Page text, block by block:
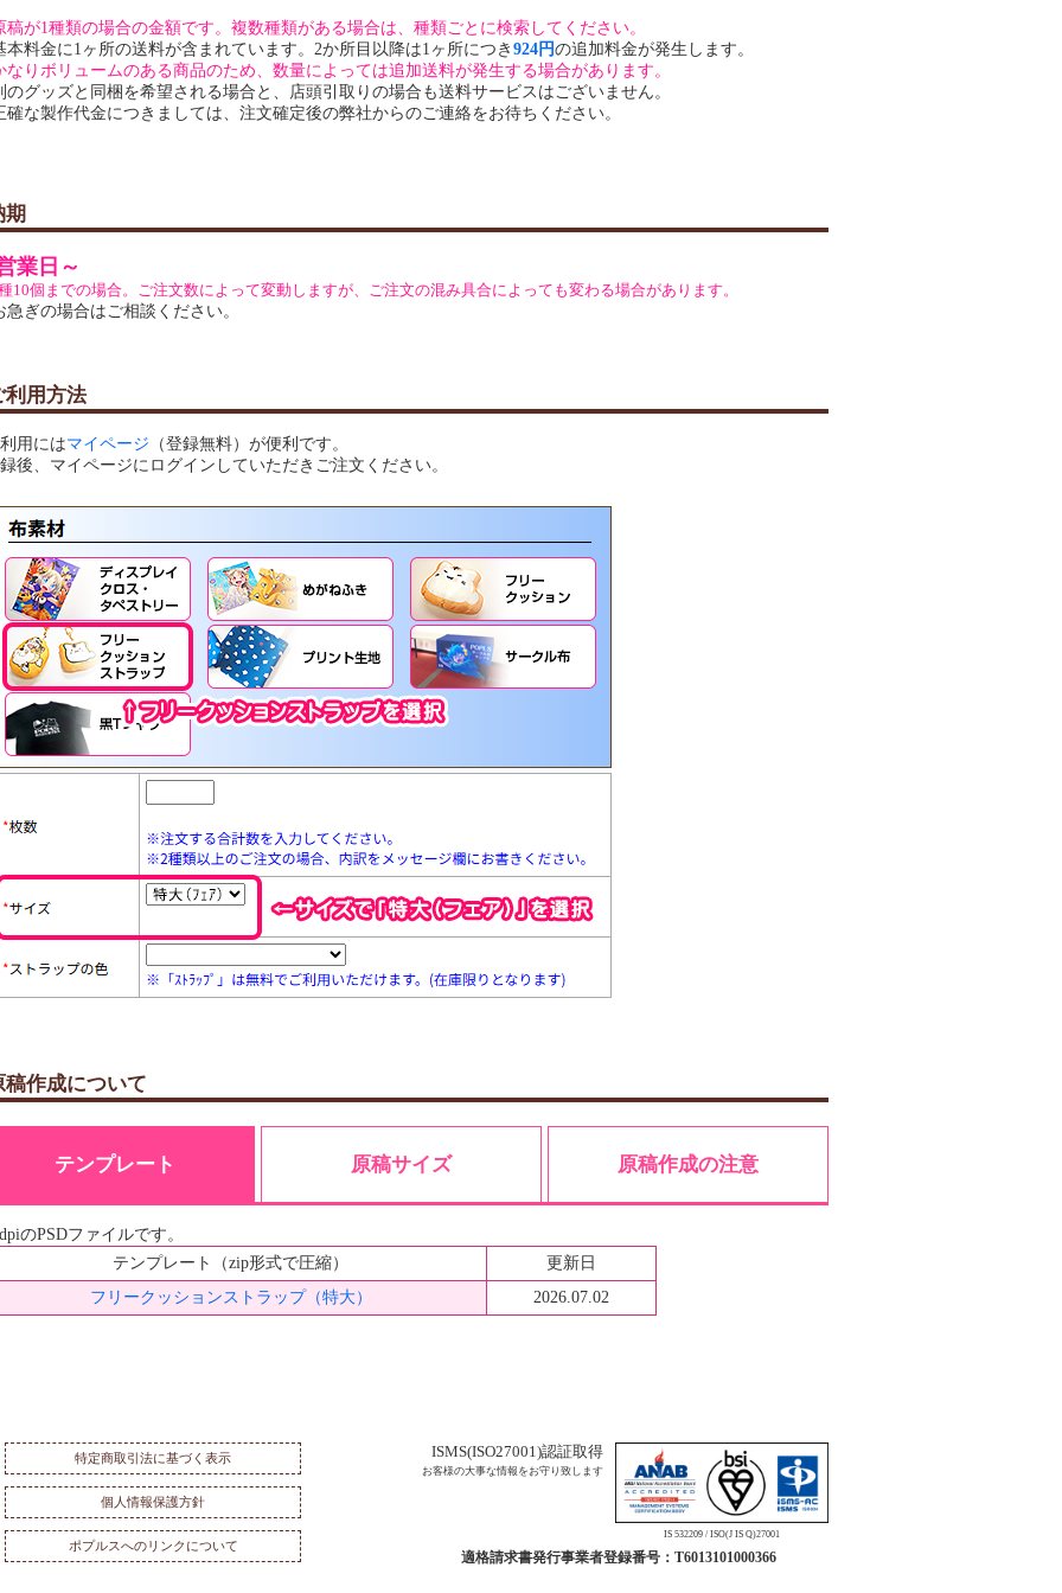
稿が1種類の場合の金額です。複数種類がある場合は、種類ごとに検索してください。
本料金に1ヶ所の送料が含まれています。2か所目以降は1ヶ所につき 924円の追加料金が発生します。
なりボリュームのある商品のため、数量によっては追加送料が発生する場合があります。
のグッズと同梱を希望される場合と、店頭引取りの場合も送料サービスはございません。
確な製作代金につきましては、注文確定後の弊社からのご連絡をお待ちください。
期
業日～
10個までの場合。ご注文数によって変動しますが、ご注文の混み具合によっても変わる場合があります。
ぎの場合はご相談ください。
利用方法
用にはマイページ （登録無料）が便利です。
後、マイページにログインしていただきご注文ください。
稿作成について
テンプレート
のPSDファイルです。
テンプレート（zip形式で圧縮）
更新日
フリークッションストラップ（特大）
2026.07.02
原稿サイズ 原稿作成の注意
特定商取引法に基づく表示
個人情報保護方針
ポプルスへのリンクについて
ISMS(ISO27001)認証取得
お客様の大事な情報をお守り致します
IS 532209 / ISO(J IS Q)27001
適格請求書発行事業者登録番号：T6013101000366